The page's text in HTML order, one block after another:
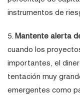
instrumentos de
5. Mantente alerta
cuando los
importantes, el
tentación muy
emergentes como